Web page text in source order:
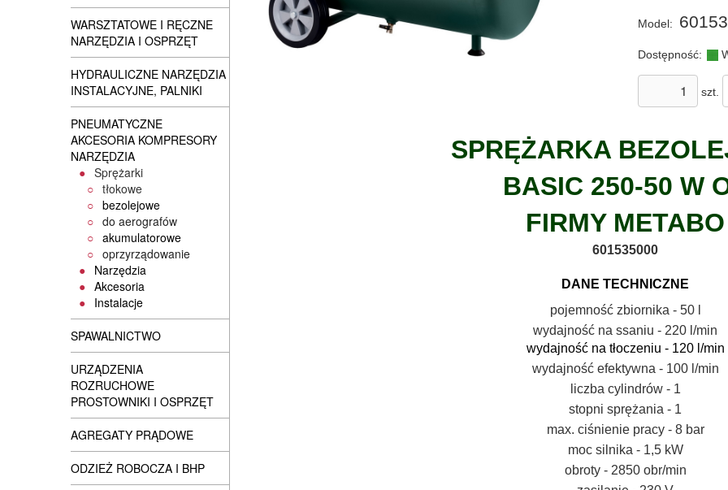
WARSZTATOWE I RĘCZNE
NARZĘDZIA I OSPRZĘT
HYDRAULICZNE NARZĘDZIA
INSTALACYJNE, PALNIKI
PNEUMATYCZNE
AKCESORIA KOMPRESORY
NARZĘDZIA
Sprężarki
tłokowe
bezolejowe
do aerografów
akumulatorowe
oprzyrządowanie
Narzędzia
Akcesoria
Instalacje
SPAWALNICTWO
URZĄDZENIA
ROZRUCHOWE
PROSTOWNIKI I OSPRZĘT
AGREGATY PRĄDOWE
ODZIEŻ ROBOCZA I BHP
Model:
Dostępność:
szt.
SPRĘŻARKA
BASIC 250-50 W
FIRMY METABO
601535000
DANE TECHNICZNE
pojemność zbiornika - 50 l
wydajność na ssaniu - 220 l/min
wydajność na tłoczeniu - 120 l/min
wydajność efektywna - 100 l/min
liczba cylindrów - 1
stopni sprężania - 1
max. ciśnienie pracy - 8 bar
moc silnika - 1,5 kW
obroty - 2850 obr/min